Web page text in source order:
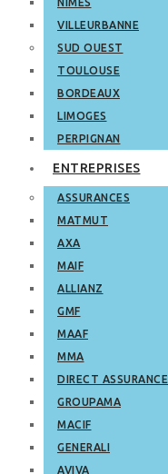
VILLEURBANNE
SUD OUEST
TOULOUSE
BORDEAUX
LIMOGES
PERPIGNAN
ENTREPRISES
ASSURANCES
MATMUT
AXA
MAIF
ALLIANZ
GMF
MAAF
MMA
DIRECT ASSURANCE
GROUPAMA
MACIF
GENERALI
AVIVA